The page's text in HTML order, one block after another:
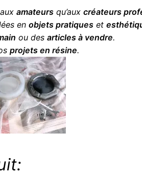
amateursqu’aux créateurs
en objets pratiqueset
ou des articles à vendre.
projets en résine.